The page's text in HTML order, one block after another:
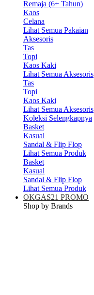
Remaja (6+ Tahun)
Kaos
Celana
Lihat Semua Pakaian
Aksesoris
Tas
Topi
Kaos Kaki
Lihat Semua Aksesoris
Tas
Topi
Kaos Kaki
Lihat Semua Aksesoris
Koleksi Selengkapnya
Basket
Kasual
Sandal & Flip Flop
Lihat Semua Produk
Basket
Kasual
Sandal & Flip Flop
Lihat Semua Produk
OKGAS21 PROMO
Shop by Brands